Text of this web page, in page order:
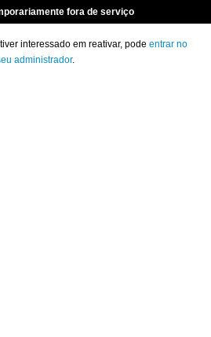
fora de serviço
interessado em reativar, pode entrar no
administrador.